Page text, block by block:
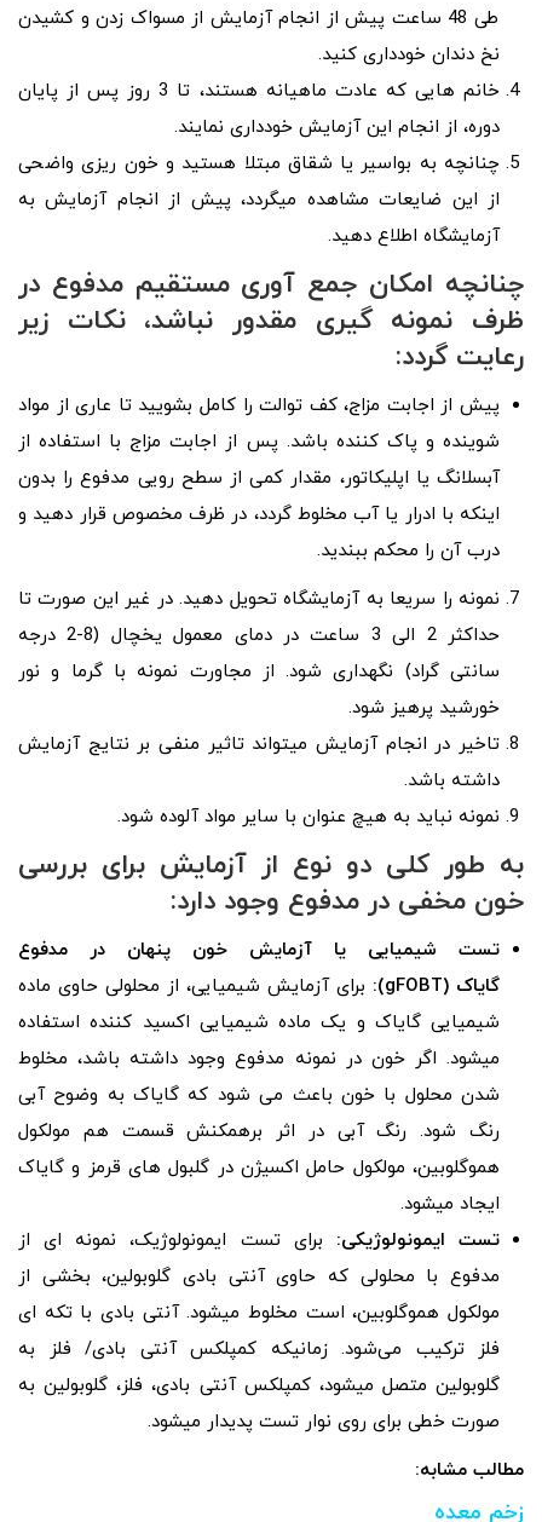
طی 48 ساعت پیش از انجام آزمایش از مسواک زدن و کشیدن
نخ دندان خودداری کنید.
خانم هایی که عادت ماهیانه هستند، تا 3 روز پس از پایان
دوره، از انجام این آزمایش خودداری نمایند.
چنانچه به بواسیر یا شقاق مبتلا هستید و خون ریزی واضحی
از این ضایعات مشاهده میگردد، پیش از انجام آزمایش به
آزمایشگاه اطلاع دهید.
چنانچه امکان جمع آوری مستقیم مدفوع در
ظرف نمونه گیری مقدور نباشد، نکات زیر
رعایت گردد:
پیش از اجابت مزاج، کف توالت را کامل بشویید تا عاری از مواد
شوینده و پاک کننده باشد. پس از اجابت مزاج با استفاده از
آبسلانگ یا اپلیکاتور، مقدار کمی از سطح رویی مدفوع را بدون
اینکه با ادرار یا آب مخلوط گردد، در ظرف مخصوص قرار دهید و
درب آن را محکم ببندید.
نمونه را سریعا به آزمایشگاه تحویل دهید. در غیر این صورت تا
حداکثر 2 الی 3 ساعت در دمای معمول یخچال (8-2 درجه
سانتی گراد) نگهداری شود. از مجاورت نمونه با گرما و نور
خورشید پرهیز شود.
تاخیر در انجام آزمایش میتواند تاثیر منفی بر نتایج آزمایش
داشته باشد.
نمونه نباید به هیچ عنوان با سایر مواد آلوده شود.
به طور کلی دو نوع از آزمایش برای بررسی
خون مخفی در مدفوع وجود دارد:
تست شیمیایی یا آزمایش خون پنهان در مدفوع
گایاک (gFOBT):
برای آزمایش شیمیایی، از محلولی حاوی ماده
شیمیایی گایاک و یک ماده شیمیایی اکسید کننده استفاده
میشود. اگر خون در نمونه مدفوع وجود داشته باشد، مخلوط
شدن محلول با خون باعث می شود که گایاک به وضوح آبی
رنگ شود. رنگ آبی در اثر برهمکنش قسمت هم مولکول
هموگلوبین، مولکول حامل اکسیژن در گلبول های قرمز و گایاک
ایجاد میشود.
تست ایمونولوژیکی: برای تست ایمونولوژیک، نمونه‌ ای از
مدفوع با محلولی که حاوی آنتی‌ بادی گلوبولین، بخشی از
مولکول هموگلوبین، است مخلوط میشود. آنتی بادی با تکه‌ ای
فلز ترکیب می‌شود. زمانیکه کمپلکس آنتی بادی/ فلز به
گلوبولین متصل میشود، کمپلکس آنتی بادی، فلز، گلوبولین به
صورت خطی برای روی نوار تست پدیدار میشود.
مطالب مشابه:
زخم معده